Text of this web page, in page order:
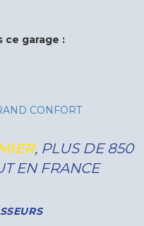
ce garage :
CONFORT
, PLUS DE 850
EN FRANCE